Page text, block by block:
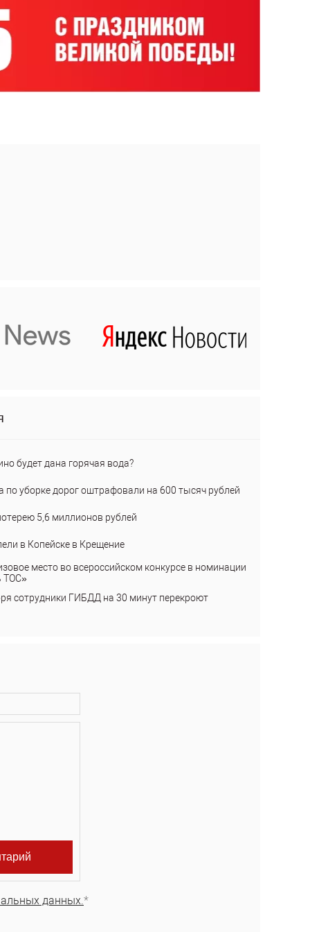
будет дана горячая вода?
по уборке дорог оштрафовали на 600 тысяч рублей
5,6 миллионов рублей
в Копейске в Крещение
место во всероссийском конкурсе в номинации
ТОС»
сотрудники ГИБДД на 30 минут перекроют
данных.*